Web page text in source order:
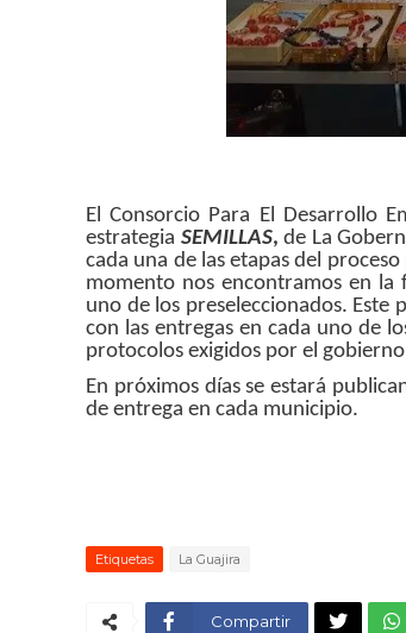
El Consorcio Para El Desarrollo
estrategia SEMILLAS, de La
cada una de las etapas del
momento nos encontramos en la
uno de los preseleccionados.
con las entregas en cada uno de
protocolos exigidos por el
En próximos días se estará
de entrega en cada municipio.
Etiquetas La Guajira
Compartir